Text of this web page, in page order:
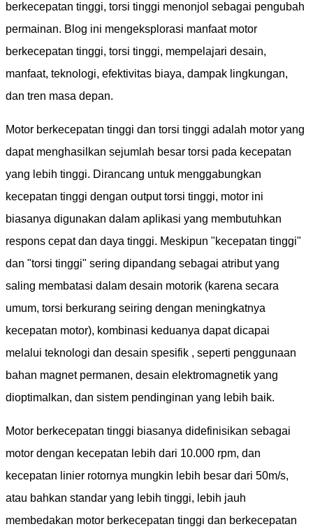
berkecepatan tinggi, torsi tinggi menonjol sebagai pengubah
permainan. Blog ini mengeksplorasi manfaat motor
berkecepatan tinggi, torsi tinggi, mempelajari desain,
manfaat, teknologi, efektivitas biaya, dampak lingkungan,
dan tren masa depan.
Motor berkecepatan tinggi dan torsi tinggi adalah motor yang
dapat menghasilkan sejumlah besar torsi pada kecepatan
yang lebih tinggi. Dirancang untuk menggabungkan
kecepatan tinggi dengan output torsi tinggi, motor ini
biasanya digunakan dalam aplikasi yang membutuhkan
respons cepat dan daya tinggi. Meskipun "kecepatan tinggi"
dan "torsi tinggi" sering dipandang sebagai atribut yang
saling membatasi dalam desain motorik (karena secara
umum, torsi berkurang seiring dengan meningkatnya
kecepatan motor), kombinasi keduanya dapat dicapai
melalui teknologi dan desain spesifik , seperti penggunaan
bahan magnet permanen, desain elektromagnetik yang
dioptimalkan, dan sistem pendinginan yang lebih baik.
Motor berkecepatan tinggi biasanya didefinisikan sebagai
motor dengan kecepatan lebih dari 10.000 rpm, dan
kecepatan linier rotornya mungkin lebih besar dari 50m/s,
atau bahkan standar yang lebih tinggi, lebih jauh
membedakan motor berkecepatan tinggi dan berkecepatan